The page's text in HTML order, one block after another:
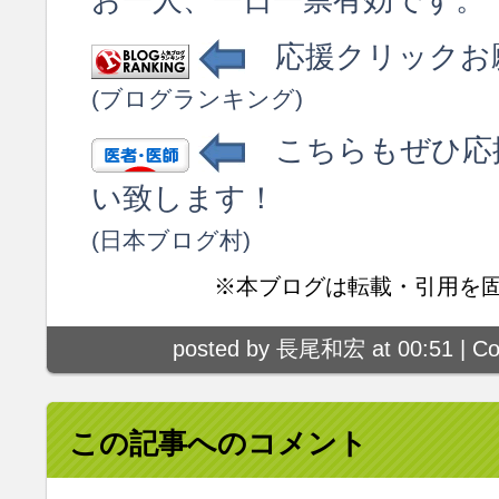
応援クリックお
(ブログランキング)
こちらもぜひ応
い致します！
(日本ブログ村)
※本ブログは転載・引用を
posted by 長尾和宏 at 00:51 |
この記事へのコメント